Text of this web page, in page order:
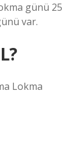
günü 25
var.
Lokma